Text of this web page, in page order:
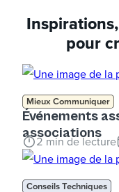
pour
Mieux Communiquer
Événements
associations
2 min de lecture
Conseils Techniques